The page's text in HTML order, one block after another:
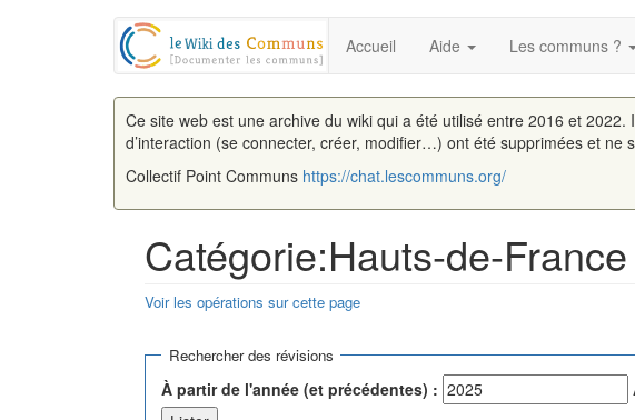
Accueil Aide Les communs ?
Ce site web est une archive du wiki qui a été utilisé entre 2016 et
d’interaction (se connecter, créer, modifier…) ont été supprimées et ne
Collectif Point Communs https://chat.lescommuns.org/
Catégorie:Hauts-de-
Voir les opérations sur cette page
Rechercher des révisions
À partir de l'année (et précédentes) :